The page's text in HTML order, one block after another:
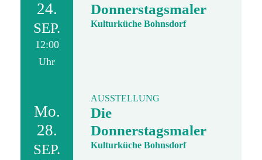
24.
SEP.
12:00
Uhr
Donnerstagsmaler
Kulturküche Bohnsdorf
Mo.
28.
SEP.
AUSSTELLUNG
Die
Donnerstagsmaler
Kulturküche Bohnsdorf